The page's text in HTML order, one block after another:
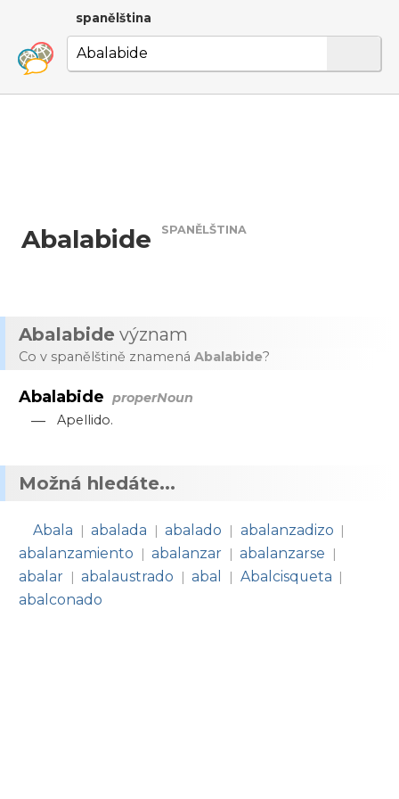
spanělština
Abalabide SPANĚLŠTINA
Abalabide význam
Co v spanělštině znamená Abalabide?
Abalabide properNoun
— Apellido.
Možná hledáte...
Abala | abalada | abalado | abalanzadizo |
abalanzamiento | abalanzar | abalanzarse |
abalar | abalaustrado | abal | Abalcisqueta |
abalconado